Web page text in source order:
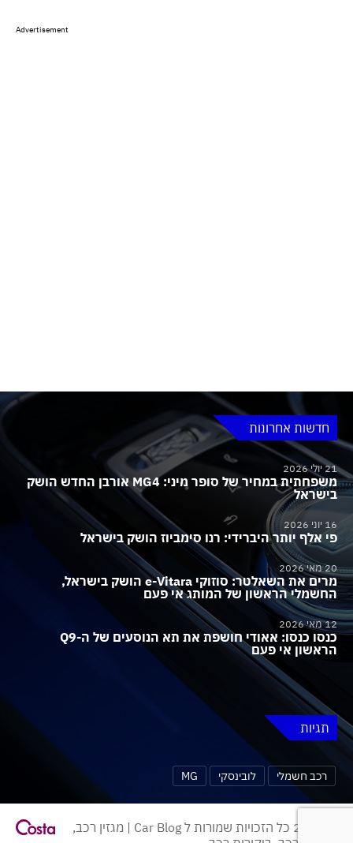
Advertisement
חדשות אחרונות
21 יולי 2026
משפחתית במחיר של סופר מיני: MG4 אורבן החדש הושק
בישראל
16 יוני 2026
פי אלף יותר היברידי: רנו סימביוז הושק בישראל
20 מאי 2026
מרים את השאלטר: סוזוקי e-Vitara הושק בישראל,
החשמלי הראשון של המותג אי פעם
12 מאי 2026
כנסו כנסו: אאודי חושפת את תא הנוסעים של ה-Q9
הראשון אי פעם
תגיות
רכב חשמלי לובינסקי MG
© 2026 כל הזכויות שמורות ל Car Blog | מגזין רכב,